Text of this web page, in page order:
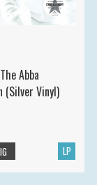
Abba
(Silver Vinyl)
LP